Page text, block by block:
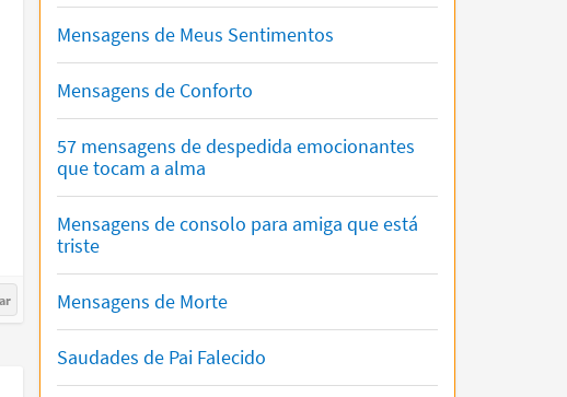
Mensagens de Meus Sentimentos
Mensagens de Conforto
57 mensagens de despedida emocionantes
que tocam a alma
Mensagens de consolo para amiga que está
triste
Mensagens de Morte
Saudades de Pai Falecido